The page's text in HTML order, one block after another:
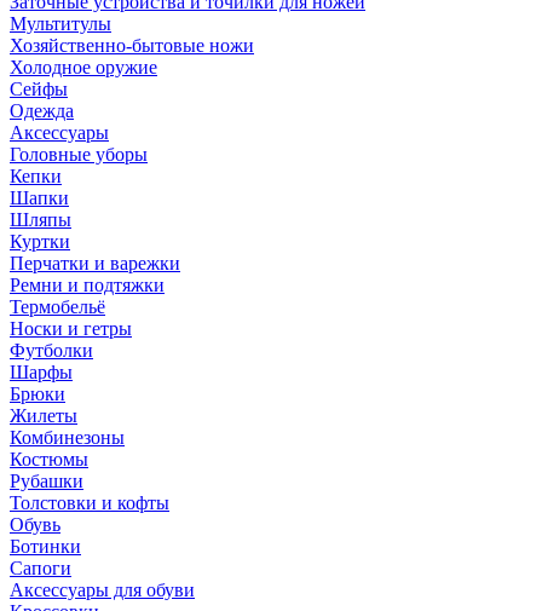
Мультитулы
Хозяйственно-бытовые ножи
Холодное оружие
Сейфы
Одежда
Аксессуары
Головные уборы
Кепки
Шапки
Шляпы
Куртки
Перчатки и варежки
Ремни и подтяжки
Термобельё
Носки и гетры
Футболки
Шарфы
Брюки
Жилеты
Комбинезоны
Костюмы
Рубашки
Толстовки и кофты
Обувь
Ботинки
Сапоги
Аксессуары для обуви